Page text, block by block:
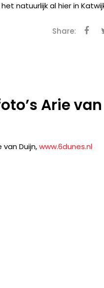
natuurlijk al hier in
Share:
Arie
Duijn,www.6dunes.nl